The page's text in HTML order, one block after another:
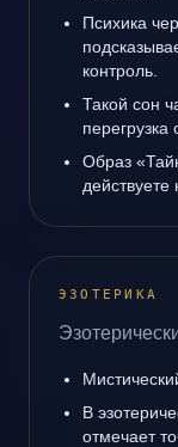
Психика
контроль.
Такой сон
перегрузка
Образ
ЭЗОТЕРИКА
В
отмечает